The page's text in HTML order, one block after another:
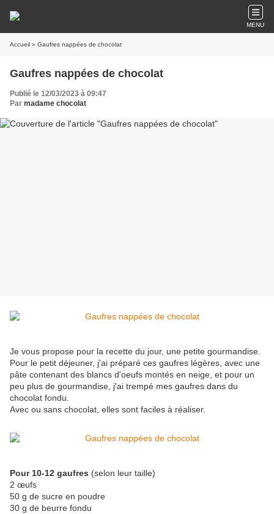
MENU
Accueil » Gaufres nappées de chocolat
Gaufres nappées de chocolat
Publié le 12/03/2023 à 09:47
Par madame chocolat
Je vous propose pour la recette du jour, une petite gourmandise.
Pour le petit déjeuner, j'ai préparé ces gaufres légères, avec une
pâte contenant des blancs d'oeufs montés en neige, et pour un
peu plus de gourmandise, j'ai trempé mes gaufres dans du
chocolat fondu.
Avec ou sans chocolat, elles sont faciles à réaliser.
Pour 10-12 gaufres (selon leur taille)
2 œufs
50 g de sucre en poudre
30 g de beurre fondu